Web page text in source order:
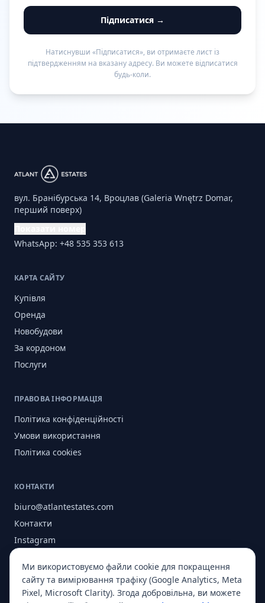
Підписатися →
Натиснувши «Підписатися», ви отримаєте лист із
підтвердженням на вказану адресу. Ви можете відписатися
будь-коли.
вул. Бранібурська 14, Вроцлав (Galeria Wnętrz Domar,
перший поверх)
WhatsApp: +48 535 353 613
КАРТА САЙТУ
Купівля
Оренда
Новобудови
За кордоном
Послуги
ПРАВОВА ІНФОРМАЦІЯ
Політика конфіденційності
Умови використання
Політика cookies
КОНТАКТИ
biuro@atlantestates.com
Контакти
Instagram
Про нас
Ми використовуємо файли cookie для покращення
сайту та вимірювання трафіку (Google Analytics, Meta
Pixel, Microsoft Clarity). Згода добровільна, ви можете